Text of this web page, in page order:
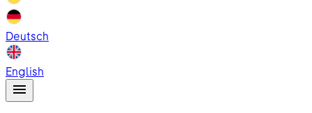
Deutsch
English